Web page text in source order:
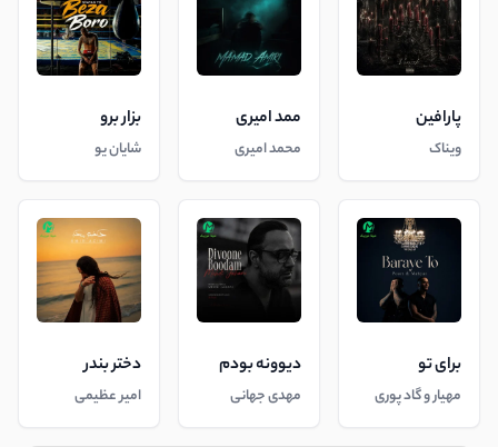
پارافین
ویناک
ممد امیری
محمد امیری
بزار برو
شایان یو
برای تو
مهیار و گاد پوری
دیوونه بودم
مهدی جهانی
دختر بندر
امیر عظیمی